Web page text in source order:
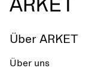
Über ARKET
Über uns